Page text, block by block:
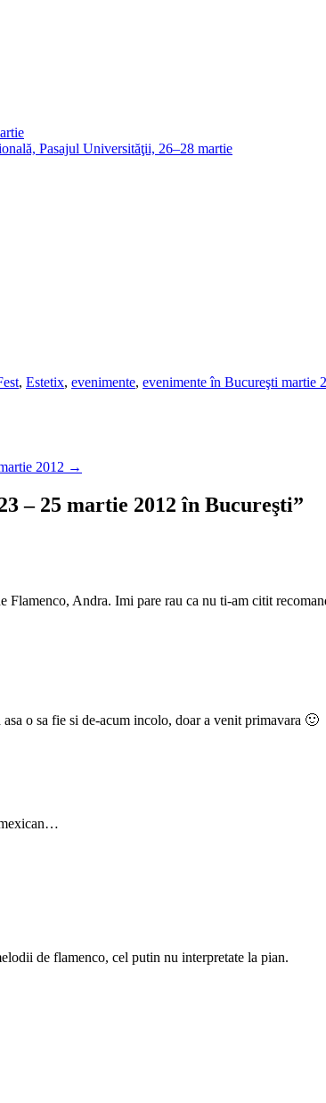
Pasajul Universităţii, 26–28 martie
, Estetix, evenimente, evenimente în Bucureşti martie
2012 →
– 25 martie 2012 în Bucureşti”
Flamenco, Andra. Imi pare rau ca nu ti-am citit
o sa fie si de-acum incolo, doar a venit primavara 🙂
de flamenco, cel putin nu interpretate la pian.